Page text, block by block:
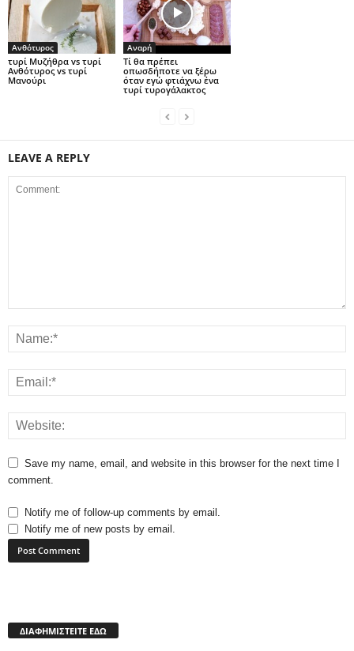
Ανθότυρος
τυρί Μυζήθρα vs τυρί
Ανθότυρος vs τυρί
Μανούρι
Αναρή
Τί θα πρέπει
οπωσδήποτε να ξέρω
όταν εγώ φτιάχνω ένα
τυρί τυρογάλακτος
LEAVE A REPLY
Save my name, email, and website in this browser for the next time I
comment.
Notify me of follow-up comments by email.
Notify me of new posts by email.
ΔΙΑΦΗΜΙΣΤΕΙΤΕ ΕΔΩ